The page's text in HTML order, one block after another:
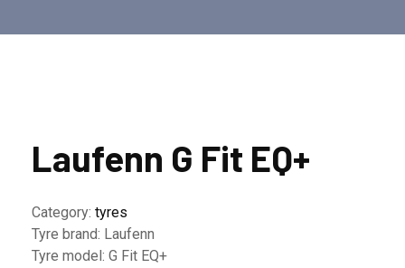
Laufenn G Fit EQ+
Category: tyres
Tyre brand: Laufenn
Tyre model: G Fit EQ+